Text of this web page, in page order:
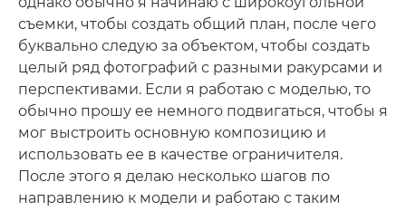
съемки, чтобы создать общий план, после чего
буквально следую за объектом, чтобы создать
целый ряд фотографий с разными ракурсами и
перспективами. Если я работаю с моделью, то
обычно прошу ее немного подвигаться, чтобы я
мог выстроить основную композицию и
использовать ее в качестве ограничителя.
После этого я делаю несколько шагов по
направлению к модели и работаю с таким